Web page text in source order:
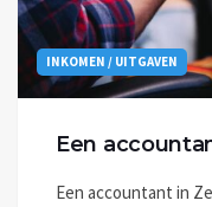
INKOMEN / UITGAVEN
Een
Een accountant in